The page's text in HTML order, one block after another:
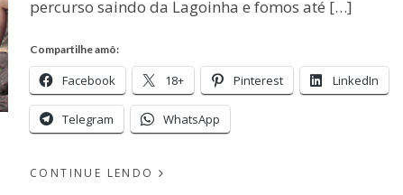
percurso saindo da Lagoinha e fomos até […]
Compartilhe amô:
Facebook 18+ Pinterest LinkedIn
Telegram WhatsApp
CONTINUE LENDO